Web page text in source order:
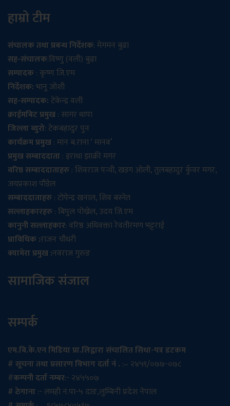
हाम्रो टीम
संचालक तथा प्रबन्ध निर्देशक: मेगमन बुढा
सह-संचालक:विष्णु (वली) बुढा
सम्पादक: कृष्ण जि.एम
निर्देशक:भानु जोशी
सह-सम्पादक:टेकेन्द्र वली
क्राईमबिट प्रमुख: सागर थापा
जिल्ला ब्युरो: टेकबहादुर पुन
कार्यक्रम प्रमुख: मान ब.राना ‘ मानव’
प्रमुख सम्बाददाता: इराधा झाक्री मगर
वरिष्ठ सम्बाददाताहरु: शिवराज पन्थी, खडग ओली, तुलबहादुर कुँवर मगर,
जयप्रकाश पौडेल
सम्बाददाताहरु: टोपेन्द्र खनाल, शिव बस्नेत
सल्लाहकारहरु: बिपुल पोख्रेल, उदय जि.एम
कानुनी सल्लाहकार: वरिष्ठ अधिवक्ता रेवतीरमण भट्टराई
प्राविधिक :राजन चौधरी
क्यामेरा प्रमुख :नवराज गुरुङ
सामाजिक संजाल
सम्पर्क
एम.बि.के.एन मिडिया प्रा.लिद्वारा संचालित सिधा-पत्र डटकम
# सूचना तथा प्रसारण विभाग दर्ता नं . :– २४५९/०७७-०७८
#कम्पनी दर्ता नम्बर:- २४५५०७
# ठेगाना:- लमही न.पा-५ दाङ,लुम्बिनी प्रदेश नेपाल